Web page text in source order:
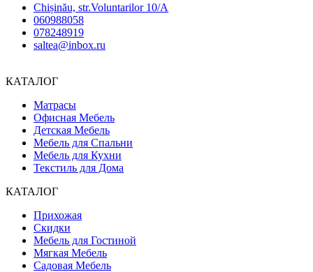
Chișinău, str.Voluntarilor 10/A
060988058
078248919
saltea@inbox.ru
КАТАЛОГ
Матрасы
Офисная Мебель
Детская Мебель
Мебель для Спальни
Мебель для Кухни
Текстиль для Дома
КАТАЛОГ
Прихожая
Скидки
Мебель для Гостиной
Мягкая Мебель
Садовая Мебель